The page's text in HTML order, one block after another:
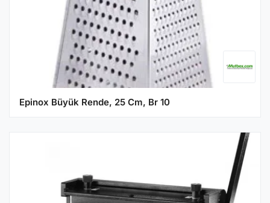
Epinox Büyük Rende, 25 Cm, Br 10